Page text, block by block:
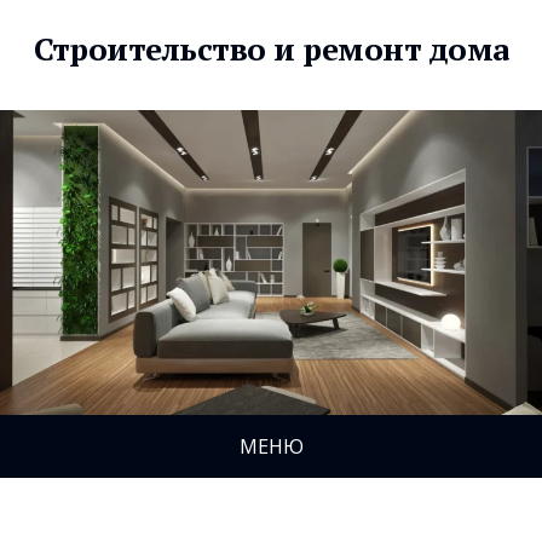
Строительство и ремонт дома
МЕНЮ